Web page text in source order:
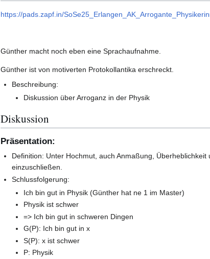
https://pads.zapf.in/
Günther macht noch eben eine Sprachaufnahme.
Günther ist von motiverten Protokollantika erschreckt.
Beschreibung:
Diskussion über Arroganz in der Physik
Diskussion
Präsentation:
Definition: Unter Hochmut, auch Anmaßung,
einzuschließen.
Schlussfolgerung:
Ich bin gut in Physik (Günther hat ne 1 im Master)
Physik ist schwer
=> Ich bin gut in schweren Dingen
G(P): Ich bin gut in x
S(P): x ist schwer
P: Physik